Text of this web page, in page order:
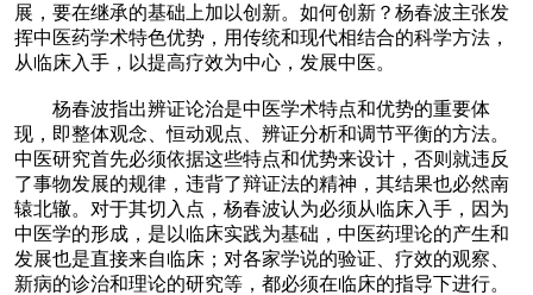
展，要在继承的基础上加以创新。如何创新？杨春波主张发
挥中医药学术特色优势，用传统和现代相结合的科学方法，
从临床入手，以提高疗效为中心，发展中医。
杨春波指出辨证论治是中医学术特点和优势的重要体
现，即整体观念、恒动观点、辨证分析和调节平衡的方法。
中医研究首先必须依据这些特点和优势来设计，否则就违反
了事物发展的规律，违背了辩证法的精神，其结果也必然南
辕北辙。对于其切入点，杨春波认为必须从临床入手，因为
中医学的形成，是以临床实践为基础，中医药理论的产生和
发展也是直接来自临床；对各家学说的验证、疗效的观察、
新病的诊治和理论的研究等，都必须在临床的指导下进行。